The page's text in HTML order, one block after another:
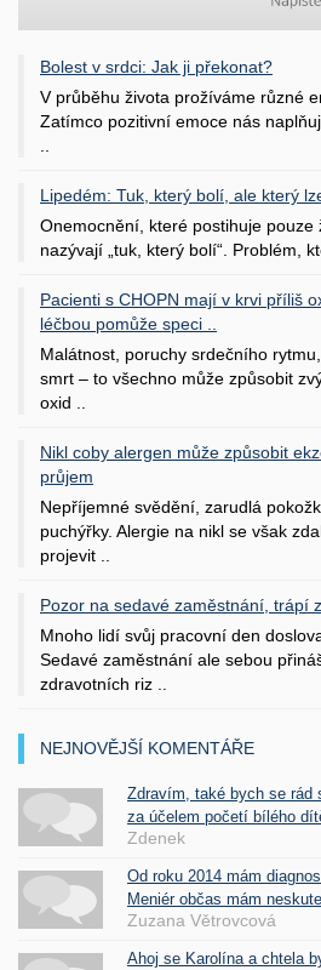
Bolest v srdci: Jak ji překonat?
V průběhu života prožíváme různé
Zatímco pozitivní emoce nás
Lipedém: Tuk, který bolí, ale který
Onemocnění, které postihuje pouze
nazývají „tuk, který bolí“. Problém,
Pacienti s CHOPN mají v krvi příliš
léčbou pomůže speci ..
Malátnost, poruchy srdečního
smrt – to všechno může způsobit
oxid ..
Nikl coby alergen může způsobit
průjem
Nepříjemné svědění, zarudlá
puchýřky. Alergie na nikl se však
projevit ..
Pozor na sedavé zaměstnání, trápí
Mnoho lidí svůj pracovní den
Sedavé zaměstnání ale sebou
zdravotních riz ..
NEJNOVĚJŠÍ KOMENTÁŘE
Zdravím, také bych se rád
za účelem početí bílého
Zdenek
Od roku 2014 mám
Meniér občas mám
Zuzana Větrovcová
Ahoj se Karolína a chtela